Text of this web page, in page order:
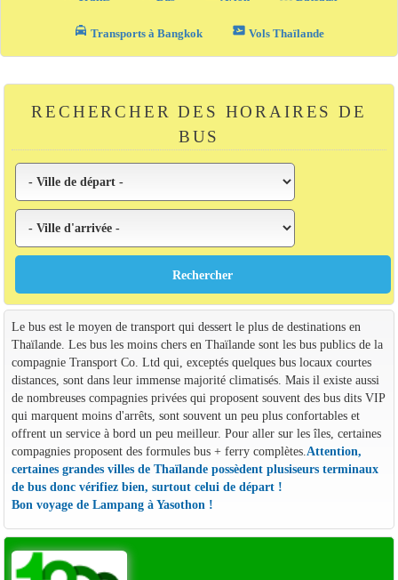
local_taxi Transports à Bangkok airplane_ticket Vols Thaïlande
RECHERCHER DES HORAIRES DE
BUS
Le bus est le moyen de transport qui dessert le plus de destinations en
Thaïlande. Les bus les moins chers en Thaïlande sont les bus publics de la
compagnie Transport Co. Ltd qui, exceptés quelques bus locaux courtes
distances, sont dans leur immense majorité climatisés. Mais il existe aussi
de nombreuses compagnies privées qui proposent souvent des bus dits VIP
qui marquent moins d'arrêts, sont souvent un peu plus confortables et
offrent un service à bord un peu meilleur. Pour aller sur les îles, certaines
compagnies proposent des formules bus + ferry complètes. Attention,
certaines grandes villes de Thaïlande possèdent plusiseurs terminaux
de bus donc vérifiez bien, surtout celui de départ !
Bon voyage de Lampang à Yasothon !